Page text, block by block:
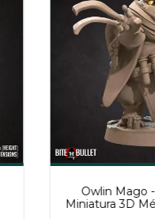
Owlin Mago
Miniatura 3D